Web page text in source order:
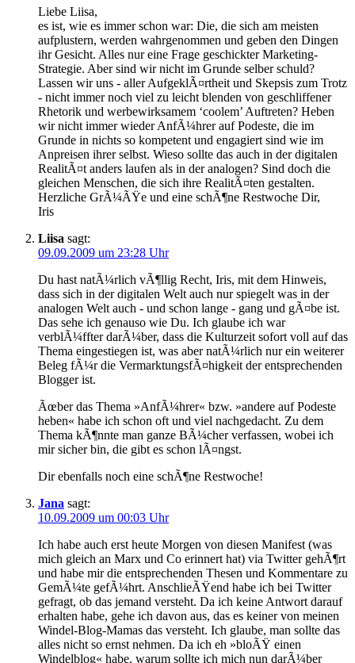
Liebe Liisa,
es ist, wie es immer schon war: Die, die sich am meisten
aufplustern, werden wahrgenommen und geben den Dingen
ihr Gesicht. Alles nur eine Frage geschickter Marketing-
Strategie. Aber sind wir nicht im Grunde selber schuld?
Lassen wir uns - aller AufgeklÃ¤rtheit und Skepsis zum Trotz
- nicht immer noch viel zu leicht blenden von geschliffener
Rhetorik und werbewirksamem ‘coolem’ Auftreten? Heben
wir nicht immer wieder AnfÃ¼hrer auf Podeste, die im
Grunde in nichts so kompetent und engagiert sind wie im
Anpreisen ihrer selbst. Wieso sollte das auch in der digitalen
RealitÃ¤t anders laufen als in der analogen? Sind doch die
gleichen Menschen, die sich ihre RealitÃ¤ten gestalten.
Herzliche GrÃ¼ÃŸe und eine schÃ¶ne Restwoche Dir,
Iris
Liisa sagt:
09.09.2009 um 23:28 Uhr
Du hast natÃ¼rlich vÃ¶llig Recht, Iris, mit dem Hinweis,
dass sich in der digitalen Welt auch nur spiegelt was in der
analogen Welt auch - und schon lange - gang und gÃ¤be ist.
Das sehe ich genauso wie Du. Ich glaube ich war
verblÃ¼ffter darÃ¼ber, dass die Kulturzeit sofort voll auf das
Thema eingestiegen ist, was aber natÃ¼rlich nur ein weiterer
Beleg fÃ¼r die VermarktungsfÃ¤higkeit der entsprechenden
Blogger ist.
Ãœber das Thema »AnfÃ¼hrer« bzw. »andere auf Podeste
heben« habe ich schon oft und viel nachgedacht. Zu dem
Thema kÃ¶nnte man ganze BÃ¼cher verfassen, wobei ich
mir sicher bin, die gibt es schon lÃ¤ngst.
Dir ebenfalls noch eine schÃ¶ne Restwoche!
Jana sagt:
10.09.2009 um 00:03 Uhr
Ich habe auch erst heute Morgen von diesen Manifest (was
mich gleich an Marx und Co erinnert hat) via Twitter gehÃ¶rt
und habe mir die entsprechenden Thesen und Kommentare zu
GemÃ¼te gefÃ¼hrt. AnschlieÃŸend habe ich bei Twitter
gefragt, ob das jemand versteht. Da ich keine Antwort darauf
erhalten habe, gehe ich davon aus, das es keiner von meinen
Windel-Blog-Mamas das versteht. Ich glaube, man sollte das
alles nicht so ernst nehmen. Da ich eh »bloÃŸ einen
Windelblog« habe, warum sollte ich mich nun darÃ¼ber